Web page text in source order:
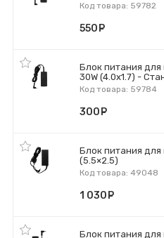
Код товара: 59782
550
Блок питания для
30W (4.0х1.7) -
Код товара: 59784
300
Блок питания для
(5.5×2.5)
Код товара: 49048
1 030
Блок питания для